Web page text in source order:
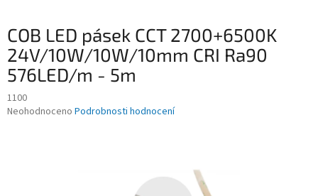
COB LED pásek CCT 2700+6500K
24V/10W/10W/10mm CRI Ra90
576LED/m - 5m
1100
Průměrné
Neohodnoceno Podrobnosti hodnocení